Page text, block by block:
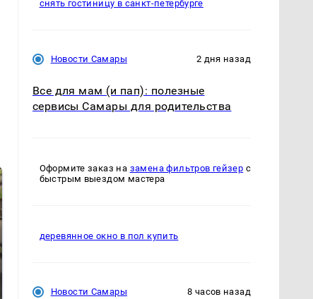
снять гостиницу в санкт-петербурге
Новости Самары 2 дня назад
Все для мам (и пап): полезные
сервисы Самары для родительства
Оформите заказ на замена фильтров гейзер с
быстрым выездом мастера
деревянное окно в пол купить
Новости Самары 8 часов назад